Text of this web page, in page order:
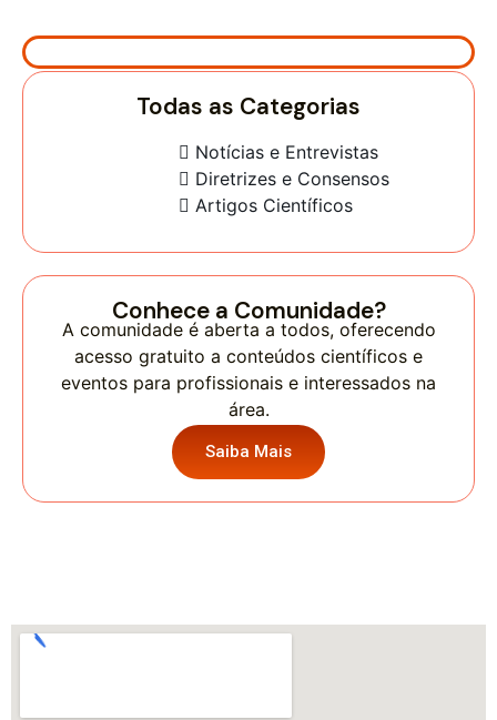
Todas as Categorias
Notícias e Entrevistas
Diretrizes e Consensos
Artigos Científicos
Conhece a Comunidade?
A comunidade é aberta a todos, oferecendo
acesso gratuito a conteúdos científicos e
eventos para profissionais e interessados na
área.
Saiba Mais